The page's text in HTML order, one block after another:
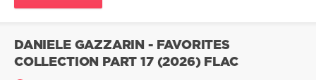
DANIELE GAZZARIN - FAVORITES
COLLECTION PART 17 (2026) FLAC